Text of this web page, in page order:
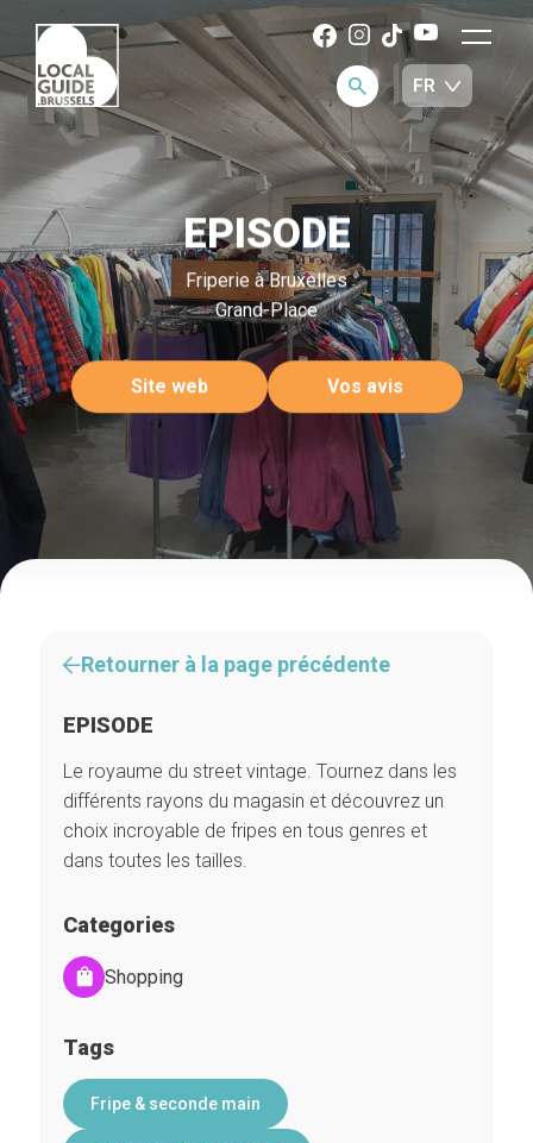
EPISODE
Friperie à Bruxelles
Grand-Place
Site web Vos avis
Retourner à la page précédente
EPISODE
Le royaume du street vintage. Tournez dans les
différents rayons du magasin et découvrez un
choix incroyable de fripes en tous genres et
dans toutes les tailles.
Categories
Shopping
Tags
Fripe & seconde main